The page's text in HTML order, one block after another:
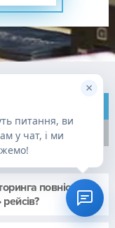
питання, ви
у чат, і ми
×
повністю